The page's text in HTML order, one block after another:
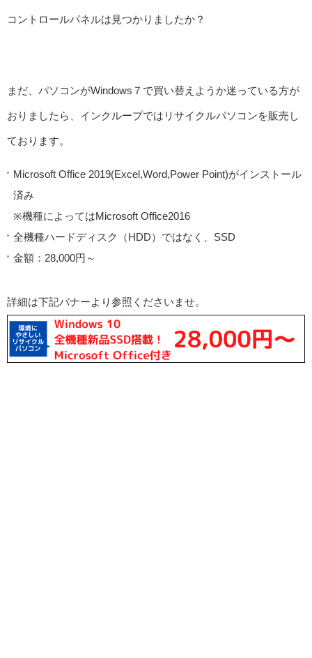
コントロールパネルは見つかりましたか？
まだ、パソコンがWindows７で買い替えようか迷っている方が
おりましたら、インクループではリサイクルパソコンを販売し
ております。
Microsoft Office 2019(Excel,Word,Power Point)がインストール
済み
※機種によってはMicrosoft Office2016
全機種ハードディスク（HDD）ではなく、SSD
金額：28,000円～
詳細は下記バナーより参照くださいませ。